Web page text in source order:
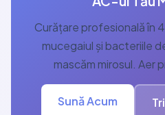
Curățare profesională în
mucegaiul și bacteriile
mascăm mirosul. Aer
Sună Acum